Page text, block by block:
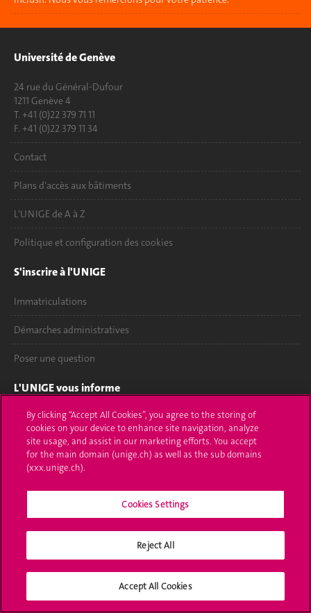
Université de Genève
24 rue du Général-Dufour
1211 Genève 4
T. +41 (0)22 379 71 11
F. +41 (0)22 379 11 34
Contact
Plans d'accès aux bâtiments
L'UNIGE de A à Z
Politique et configuration des cookies
S'inscrire à l'UNIGE
Immatriculations
Démarches administratives
Poser une question
L'UNIGE vous informe
UNIGE Mobile
Médias
Offres d'emploi
Calendrier académique
Médias sociaux UNIGE
By clicking “Accept All Cookies”, you agree to the storing of
cookies on your device to enhance site navigation, analyze
site usage, and assist in our marketing efforts. You accept
for the main domain (unige.ch) as well as the sub domains
(xxx.unige.ch).
Cookies Settings
Reject All
Accept All Cookies